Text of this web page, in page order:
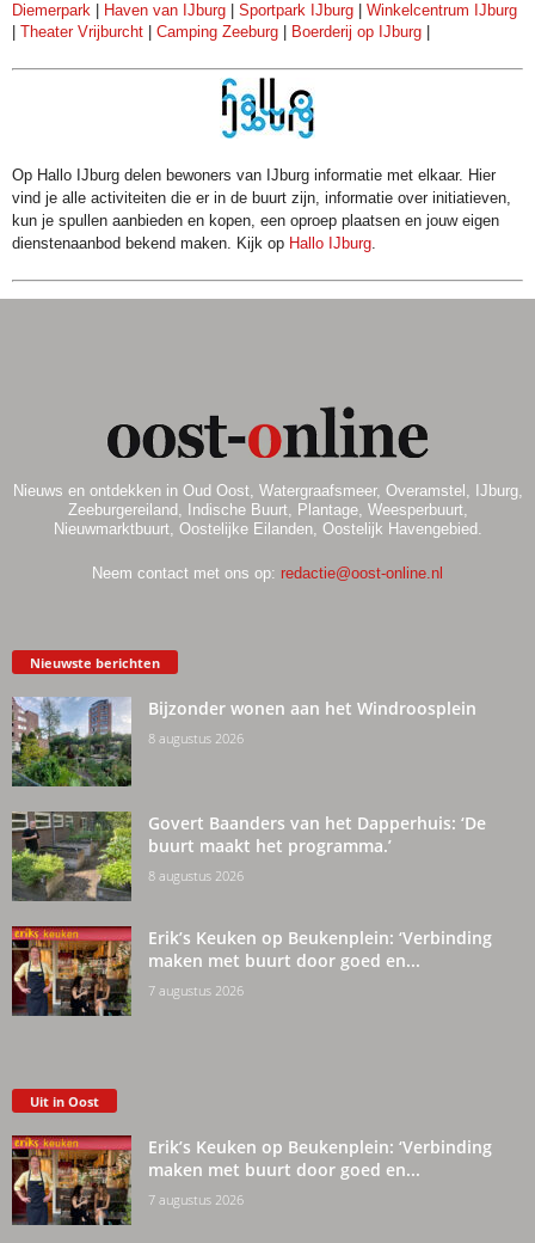
Diemerpark Haven van IJburg Sportpark IJburg
Winkelcentrum IJburg
Theater Vrijburcht Camping Zeeburg Boerderij op IJburg
Op Hallo IJburg delen bewoners van IJburg informatie met elkaar. Hier
vind je alle activiteiten die er in de buurt zijn, informatie over initiatieven,
kun je spullen aanbieden en kopen, een oproep plaatsen en jouw eigen
dienstenaanbod bekend maken. Kijk op Hallo IJburg.
Nieuws en ontdekken in Oud Oost, Watergraafsmeer, Overamstel, IJburg,
Zeeburgereiland, Indische Buurt, Plantage, Weesperbuurt,
Nieuwmarktbuurt, Oostelijke Eilanden, Oostelijk Havengebied.
Neem contact met ons op: redactie@oost-online.nl
Nieuwste berichten
Bijzonder wonen aan het Windroosplein
8 augustus 2026
Govert Baanders van het Dapperhuis: ‘De
buurt maakt het programma.’
8 augustus 2026
Erik’s Keuken op Beukenplein: ‘Verbinding
maken met buurt door goed en...
7 augustus 2026
Uit in Oost
Erik’s Keuken op Beukenplein: ‘Verbinding
maken met buurt door goed en...
7 augustus 2026